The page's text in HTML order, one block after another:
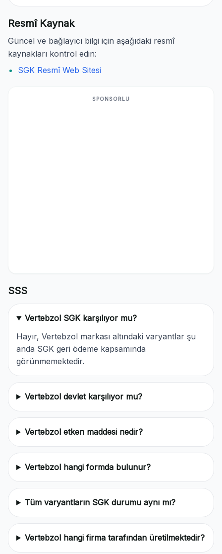
Resmî Kaynak
Güncel ve bağlayıcı bilgi için aşağıdaki resmî
kaynakları kontrol edin:
SGK Resmî Web Sitesi
SPONSORLU
SSS
Vertebzol SGK karşılıyor mu?
Hayır, Vertebzol markası altındaki varyantlar şu
anda SGK geri ödeme kapsamında
görünmemektedir.
Vertebzol devlet karşılıyor mu?
Vertebzol etken maddesi nedir?
Vertebzol hangi formda bulunur?
Tüm varyantların SGK durumu aynı mı?
Vertebzol hangi firma tarafından üretilmektedir?